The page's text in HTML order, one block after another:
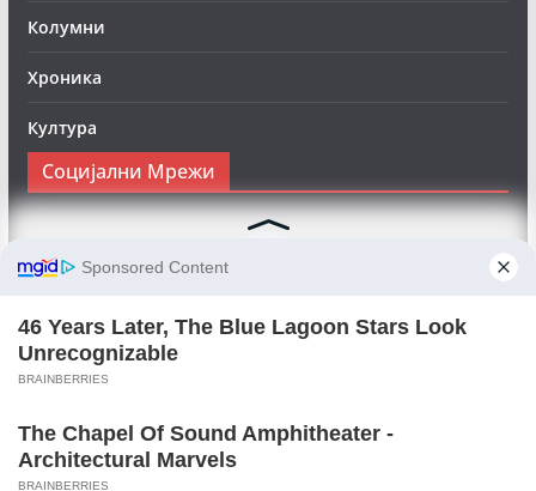
Колумни
Хроника
Култура
Социјални Мрежи
Следете нè на Фејсбук за да сте во тек со најновите